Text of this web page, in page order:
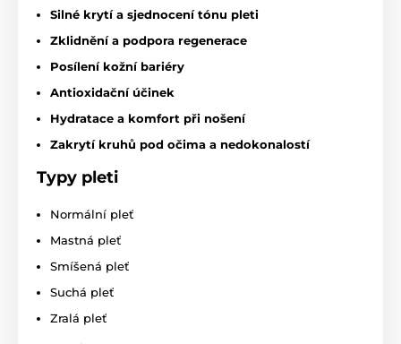
Silné krytí a sjednocení tónu pleti
Zklidnění a podpora regenerace
Posílení kožní bariéry
Antioxidační účinek
Hydratace a komfort při nošení
Zakrytí kruhů pod očima a nedokonalostí
Typy pleti
Normální pleť
Mastná pleť
Smíšená pleť
Suchá pleť
Zralá pleť